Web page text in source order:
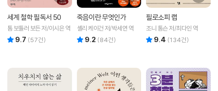
세계 철학 필독서 50
톰 보틀러 보든 저/이시은 역
9.7 (57건)
죽음이란 무엇인가
셸리 케이건 저/박세연 역
9.2 (84건)
필로소피 랩
조니 톰슨 저/최다인 역
9.4 (134건)